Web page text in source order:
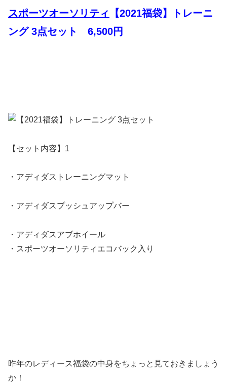
スポーツオーソリティ
【2021福袋】トレーニ
ング 3点セット 6,500円
【セット内容】1
・アディダストレーニングマット
・アディダスプッシュアップバー
・アディダスアブホイール
・スポーツオーソリティエコバック入り
昨年のレディース福袋の中身をちょっと見ておきましょう
か！